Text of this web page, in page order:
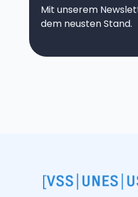
Mit unserem
dem neusten Stand.